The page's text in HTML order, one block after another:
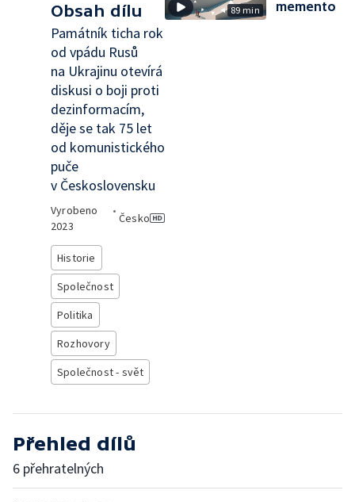
Obsah dílu
Památník ticha rok
od vpádu Rusů
na Ukrajinu otevírá
diskusi o boji proti
dezinformacím,
děje se tak 75 let
od komunistického
puče
v Československu
Vyrobeno
2023
•
Česko
Historie
Společnost
Politika
Rozhovory
Společnost - svět
89 min
memento
Přehled dílů
6 přehratelných